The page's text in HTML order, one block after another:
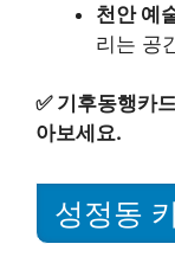
천안 예
리는 공
✅ 기후동행카
아보세요.
성정동